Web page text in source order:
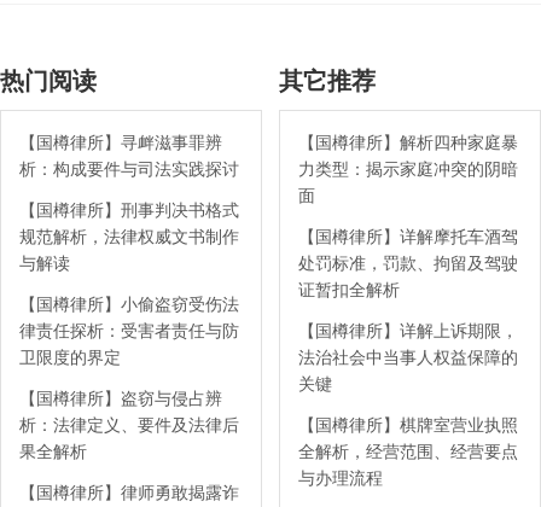
热门阅读
【国樽律所】寻衅滋事罪辨
析：构成要件与司法实践探讨
【国樽律所】刑事判决书格式
规范解析，法律权威文书制作
与解读
【国樽律所】小偷盗窃受伤法
律责任探析：受害者责任与防
卫限度的界定
【国樽律所】盗窃与侵占辨
析：法律定义、要件及法律后
果全解析
【国樽律所】律师勇敢揭露诈
其它推荐
【国樽律所】解析四种家庭暴
力类型：揭示家庭冲突的阴暗
面
【国樽律所】详解摩托车酒驾
处罚标准，罚款、拘留及驾驶
证暂扣全解析
【国樽律所】详解上诉期限，
法治社会中当事人权益保障的
关键
【国樽律所】棋牌室营业执照
全解析，经营范围、经营要点
与办理流程